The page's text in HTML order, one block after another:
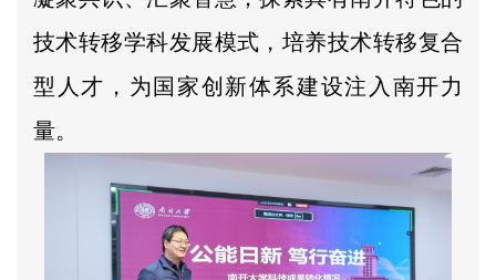
技术转移学科发展模式，培养技术转移复合
型人才，为国家创新体系建设注入南开力
量。